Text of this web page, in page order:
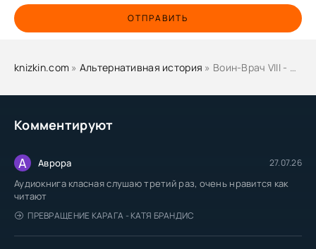
Комментируют
А Аврора 27.07.26
Аудиокнига класная слушаю третий раз, очень нравится как
читают
ПРЕВРАЩЕНИЕ КАРАГА - КАТЯ БРАНДИС
ОТПРАВИТЬ
knizkin.com » Альтернативная история » Воин-Врач VIII - Олег Дмитриев